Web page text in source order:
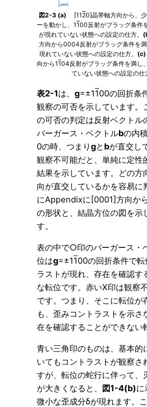
図2-3 (a) [11 20]晶帯軸方向から、
ーを動かし、1100反射がブラッグ条件
が現れていない状態への設定の仕方。
方向から0004反射がブラッグ条件を
現れていない状態への設定の仕方。 (c)
向から1104反射がブラッグ条件を満し
ていない状態への設定の仕
表2-1は、 g=±1100の回折条
観察の可否を示しています。
の可否の判定は反射ベクトル
バーガース・ベクトルbの内
0の時、つまり gと bが直交し
観察不可能だと、単純に定性
結果を示しています。どの方
向が直交しているかを容易に
にAppendixに[0001]方向か
の形状と、結晶方位の図を示
す。
表の中で○印のバーガース・
位はg=±1100の回折条件で転
ラストが現れ、存在を確認す
な転位です。赤いX印は観察
です。つまり、そこに転位が
も、歪みコントラストを示さ
在を確認することができない
青い三角印のものは、基本的
いてもコントラストが観察さ
すが、転位の蛇行に伴って、
が大きくなると、
図1-4(b)に
微小な歪成分δが現れます。